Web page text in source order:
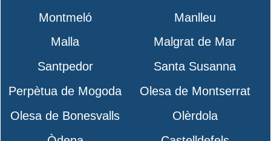
Montmeló
Manlleu
Malla
Malgrat de Mar
Santpedor
Santa Susanna
Perpètua de Mogoda
Olesa de Montserrat
Olesa de Bonesvalls
Olèrdola